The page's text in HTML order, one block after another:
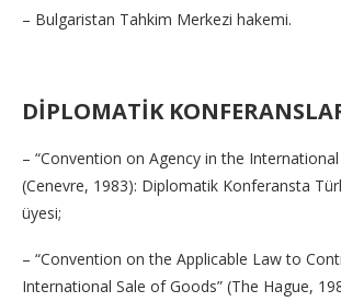
– Bulgaristan Tahkim Merkezi hakemi.
DİPLOMATİK
– “Convention on Agency in the
(Cenevre, 1983): Diplomatik Konferansta
üyesi;
– “Convention on the Applicable Law to
International Sale of Goods” (The Hague,